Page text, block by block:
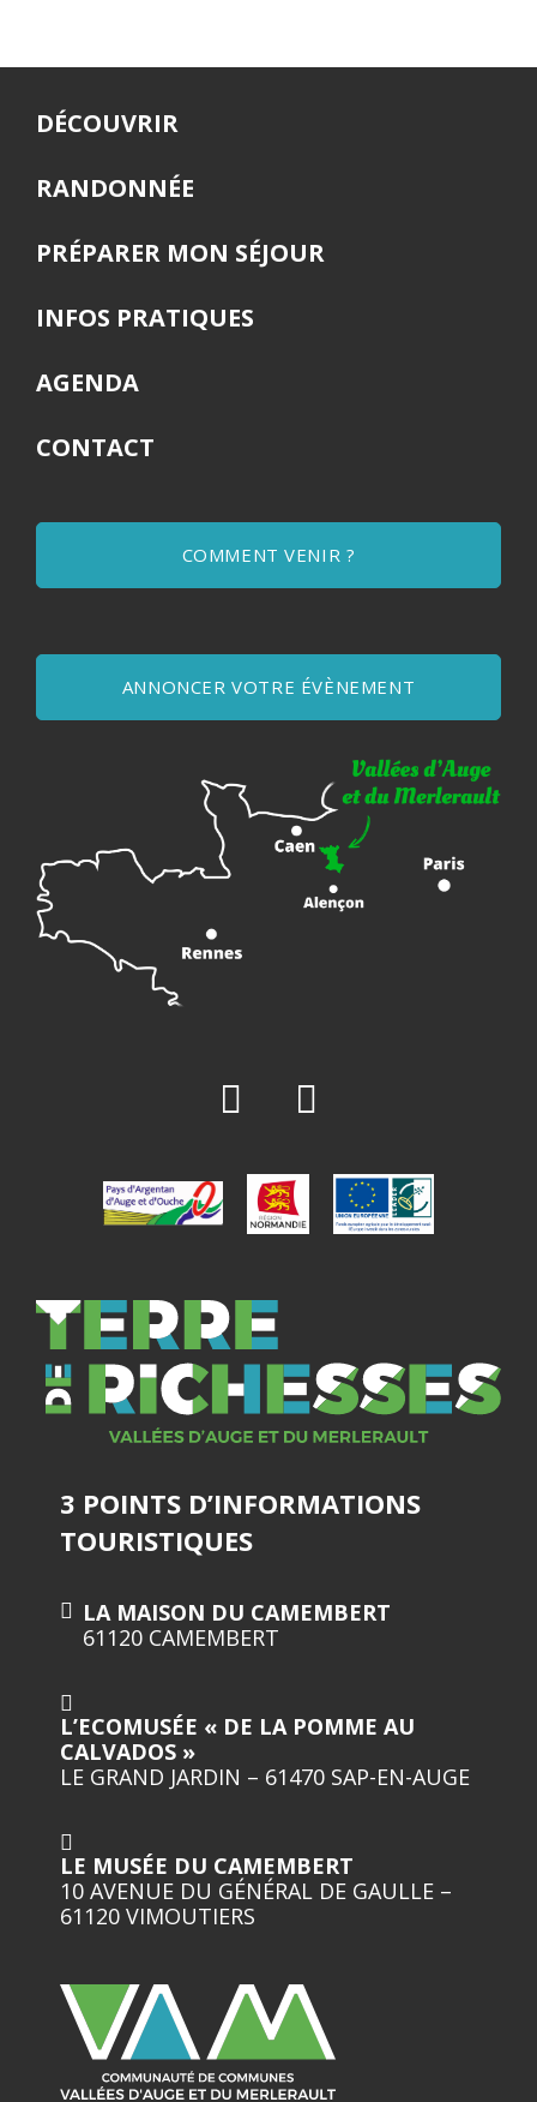
DÉCOUVRIR
RANDONNÉE
PRÉPARER MON SÉJOUR
INFOS PRATIQUES
AGENDA
CONTACT
COMMENT VENIR ?
ANNONCER VOTRE ÉVÈNEMENT
3 POINTS D’INFORMATIONS
TOURISTIQUES
LA MAISON DU CAMEMBERT
61120 CAMEMBERT
L’ECOMUSÉE « DE LA POMME AU
CALVADOS »
LE GRAND JARDIN – 61470 SAP-EN-AUGE
LE MUSÉE DU CAMEMBERT
10 AVENUE DU GÉNÉRAL DE GAULLE –
61120 VIMOUTIERS